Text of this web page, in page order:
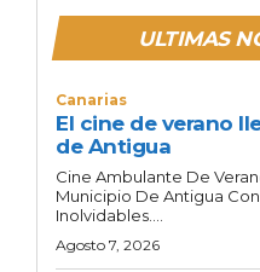
ULTIMAS
Canarias
El cine de verano
de Antigua
Cine Ambulante De
Municipio De Antigua
Inolvidables....
Agosto 7, 2026